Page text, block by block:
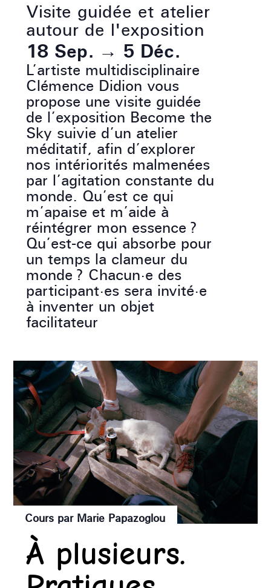
Visite guidée et atelier
autour de l'exposition
18 Sep. → 5 Déc.
L’artiste multidisciplinaire
Clémence Didion vous
propose une visite guidée
de l’exposition Become the
Sky suivie d’un atelier
méditatif, afin d’explorer
nos intériorités malmenées
par l’agitation constante du
monde. Qu’est ce qui
m’apaise et m’aide à
réintégrer mon essence ?
Qu’est-ce qui absorbe pour
un temps la clameur du
monde ? Chacun·e des
participant·es sera invité·e
à inventer un objet
facilitateur
Cours par Marie Papazoglou
À plusieurs.